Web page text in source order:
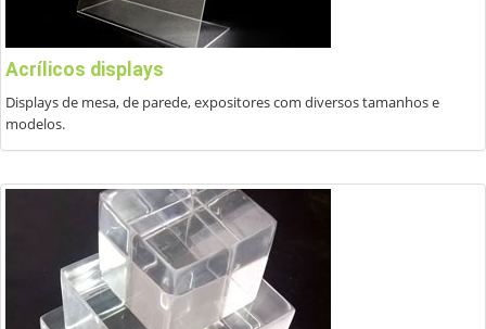
Acrílicos displays
Displays de mesa, de parede, expositores com diversos tamanhos e
modelos.